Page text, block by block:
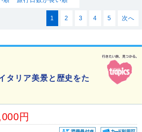
1 2 3 4 5 次へ
タリア美景と歴史をた
円